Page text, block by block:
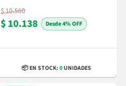
$ 10.560
$ 10.138 4% OFF
📦 EN STOCK:0UNIDADES